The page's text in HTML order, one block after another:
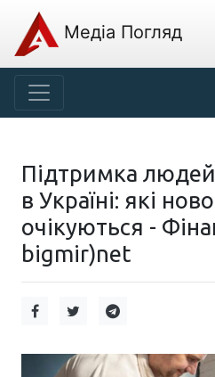
Медіа Погляд
Підтримка людей
в Україні: які
очікуються -
bigmir)net